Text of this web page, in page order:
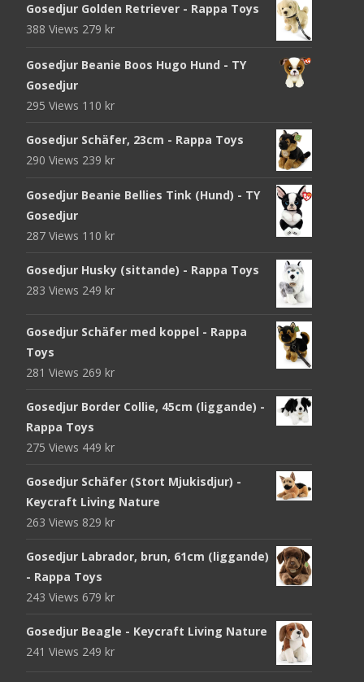
Gosedjur Golden Retriever - Rappa Toys
388 Views 279 kr
Gosedjur Beanie Boos Hugo Hund - TY
Gosedjur
295 Views 110 kr
Gosedjur Schäfer, 23cm - Rappa Toys
290 Views 239 kr
Gosedjur Beanie Bellies Tink (Hund) - TY
Gosedjur
287 Views 110 kr
Gosedjur Husky (sittande) - Rappa Toys
283 Views 249 kr
Gosedjur Schäfer med koppel - Rappa
Toys
281 Views 269 kr
Gosedjur Border Collie, 45cm (liggande) -
Rappa Toys
275 Views 449 kr
Gosedjur Schäfer (Stort Mjukisdjur) -
Keycraft Living Nature
263 Views 829 kr
Gosedjur Labrador, brun, 61cm (liggande)
- Rappa Toys
243 Views 679 kr
Gosedjur Beagle - Keycraft Living Nature
241 Views 249 kr